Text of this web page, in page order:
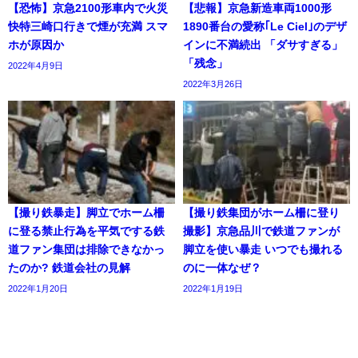
【恐怖】京急2100形車内で火災
快特三崎口行きで煙が充満 スマ
ホが原因か
2022年4月9日
【悲報】京急新造車両1000形
1890番台の愛称｢Le Ciel｣のデザ
インに不満続出 「ダサすぎる」
「残念」
2022年3月26日
【撮り鉄暴走】脚立でホーム柵
に登る禁止行為を平気でする鉄
道ファン集団は排除できなかっ
たのか? 鉄道会社の見解
2022年1月20日
【撮り鉄集団がホーム柵に登り
撮影】京急品川で鉄道ファンが
脚立を使い暴走 いつでも撮れる
のに一体なぜ？
2022年1月19日